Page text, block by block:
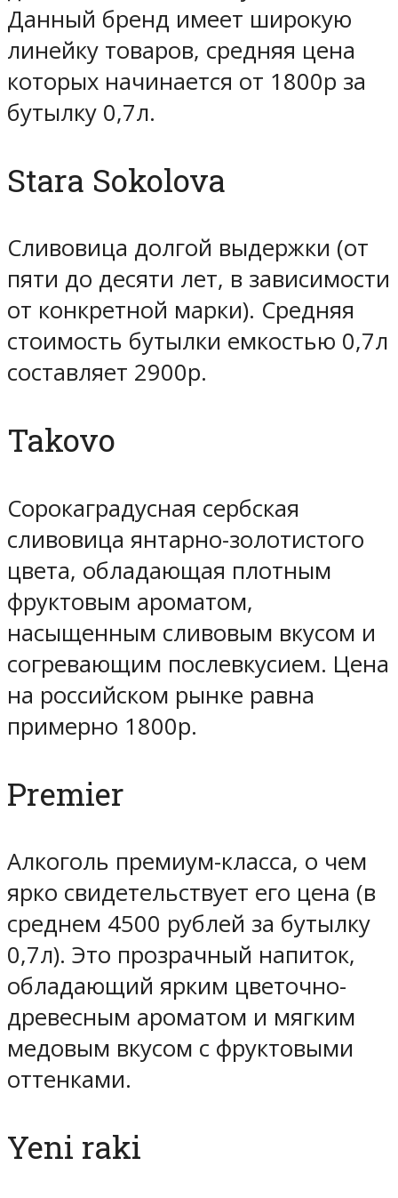
Данный бренд имеет широкую
линейку товаров, средняя цена
которых начинается от 1800р за
бутылку 0,7л.
Stara Sokolova
Сливовица долгой выдержки (от
пяти до десяти лет, в зависимости
от конкретной марки). Средняя
стоимость бутылки емкостью 0,7л
составляет 2900р.
Takovo
Сорокаградусная сербская
сливовица янтарно-золотистого
цвета, обладающая плотным
фруктовым ароматом,
насыщенным сливовым вкусом и
согревающим послевкусием. Цена
на российском рынке равна
примерно 1800р.
Premier
Алкоголь премиум-класса, о чем
ярко свидетельствует его цена (в
среднем 4500 рублей за бутылку
0,7л). Это прозрачный напиток,
обладающий ярким цветочно-
древесным ароматом и мягким
медовым вкусом с фруктовыми
оттенками.
Yeni raki